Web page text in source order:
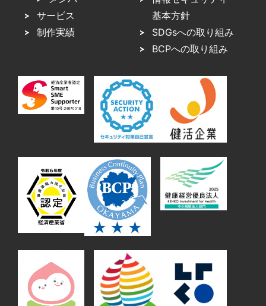
サービス
制作実績
基本方針
SDGsへの取り組み
BCPへの取り組み